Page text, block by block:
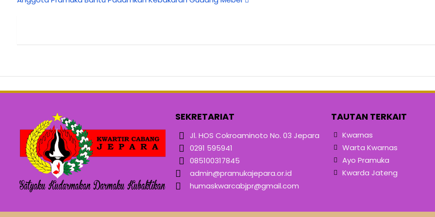
SEKRETARIAT
Jl. HOS Cokroaminoto No. 03 Jepara
0291 595941
085100317845
admin@pramukajepara.or.id
humaskwarcabjpr@gmail.com
TAUTAN TERKAIT
Kwarnas
Warta Kwarnas
Ayo Pramuka
Kwarda Jateng